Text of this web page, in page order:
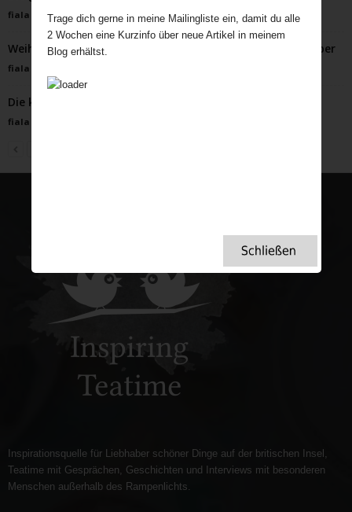
fiala Mai 30, 2023
Weihnachten in Wales – Walisische Bräuche & Winterzauber
fiala
Die kuriosesten britischen Frühlingsbräuche
fiala
Inspirationsquelle für Liebhaber schöner Dinge auf der britischen Insel,
Teatime mit Gesprächen, Geschichten und Interviews mit besonderen
Menschen außerhalb des Rampenlichts.
Trage dich gerne in meine Mailingliste ein, damit du alle
2 Wochen eine Kurzinfo über neue Artikel in meinem
Blog erhältst.